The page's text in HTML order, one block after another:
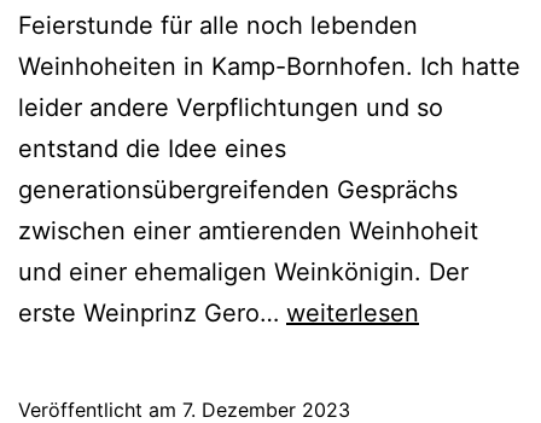
Feierstunde für alle noch lebenden
Weinhoheiten in Kamp-Bornhofen. Ich hatte
leider andere Verpflichtungen und so
entstand die Idee eines
generationsübergreifenden Gesprächs
zwischen einer amtierenden Weinhoheit
und einer ehemaligen Weinkönigin. Der
erste Weinprinz Gero… BugaBurgenPodcast
weiterlesen
Veröffentlicht am 7. Dezember 2023